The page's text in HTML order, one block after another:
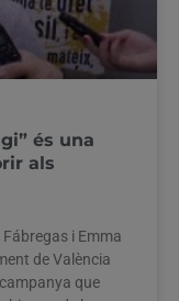
és una
als
i Emma
de València
que